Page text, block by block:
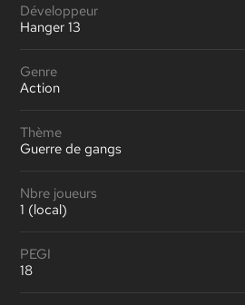
Développeur
Hanger 13
Genre
Action
Thème
Guerre de gangs
Nbre joueurs
1 (local)
PEGI
18